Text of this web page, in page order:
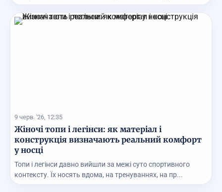
9 черв. '26, 12:35
Жіночі топи і легінси: як матеріал і
конструкція визначають реальний комфорт
у носці
Топи і легінси давно вийшли за межі суто спортивного
контексту. Їх носять вдома, на тренуваннях, на пр...